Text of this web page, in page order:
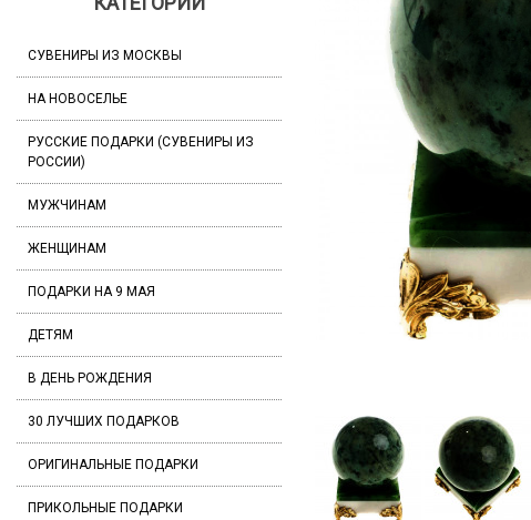
СУВЕНИРЫ ИЗ МОСКВЫ
НА НОВОСЕЛЬЕ
РУССКИЕ ПОДАРКИ (СУВЕНИРЫ ИЗ
РОССИИ)
МУЖЧИНАМ
ЖЕНЩИНАМ
ПОДАРКИ НА 9 МАЯ
ДЕТЯМ
В ДЕНЬ РОЖДЕНИЯ
30 ЛУЧШИХ ПОДАРКОВ
ОРИГИНАЛЬНЫЕ ПОДАРКИ
ПРИКОЛЬНЫЕ ПОДАРКИ